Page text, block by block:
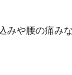
みや腰の痛み